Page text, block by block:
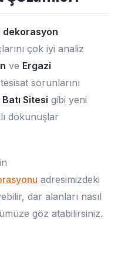
dekorasyon
çok iyi analiz
ve Ergazi
sorunlarını
Batı Sitesi gibi yeni
dokunuşlar
adresimizdeki
dar alanları nasıl
göz atabilirsiniz.